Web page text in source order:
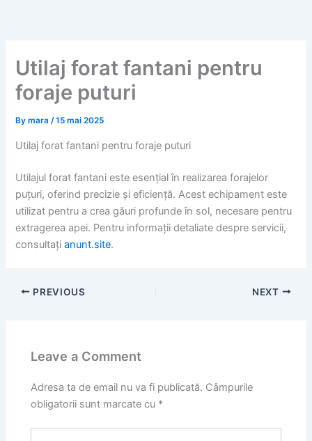
Utilaj forat fantani pentru
foraje puturi
Bymara/15 mai 2025
Utilaj forat fantani pentru foraje puturi
Utilajul forat fantani este esențial în realizarea forajelor
puțuri, oferind precizie și eficiență. Acest echipament este
utilizat pentru a crea găuri profunde în sol, necesare pentru
extragerea apei. Pentru informații detaliate despre servicii,
consultațianunt.site.
PREVIOUS NEXT
Leave a Comment
Adresa ta de email nu va fi publicată. Câmpurile
obligatorii sunt marcate cu *